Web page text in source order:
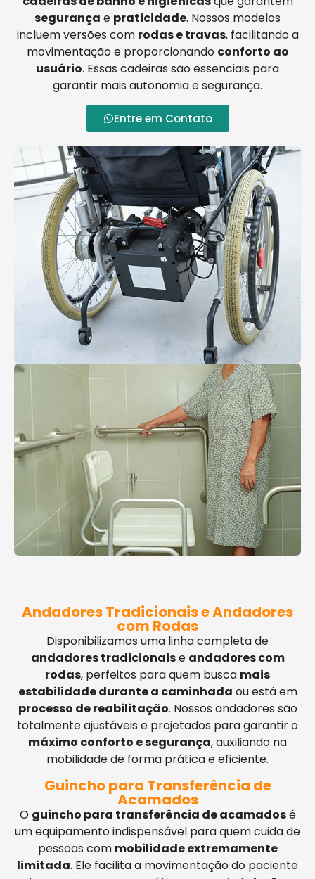
segurança e praticidade. Nossos modelos
incluem versões com rodas e travas, facilitando a
movimentação e proporcionando conforto ao
usuário. Essas cadeiras são essenciais para
garantir mais autonomia e segurança.
Entre em Contato
Andadores Tradicionais e Andadores
com Rodas
Disponibilizamos uma linha completa de
andadores tradicionaise andadores com
rodas, perfeitos para quem busca mais
estabilidade durante a caminhada ou está em
processo de reabilitação. Nossos andadores são
totalmente ajustáveis e projetados para garantir o
máximo conforto e segurança, auxiliando na
mobilidade de forma prática e eficiente.
Guincho para Transferência de
Acamados
O guincho para transferência de acamadosé
um equipamento indispensável para quem cuida de
pessoas com mobilidade extremamente
limitada. Ele facilita a movimentação do paciente